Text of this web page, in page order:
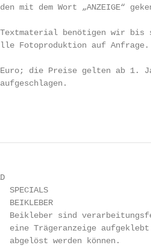
mit dem Wort „ANZEIGE“
benötigen wir bis
Fotoproduktion auf Anfrage.
die Preise gelten ab 1.
SPECIALS
BEIKLEBER
sind
eine Trägeranzeige
abgelöst werden können.